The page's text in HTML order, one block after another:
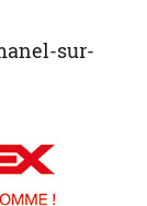
sur-